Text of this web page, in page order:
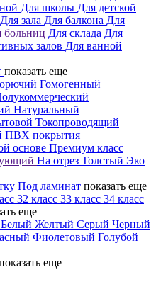
Для школы Для детской
Для зала Для балкона Для
больниц Для склада Для
залов Для ванной
показать еще
Гомогенный
Натуральный
Токопроводящий
ПВХ покрытия
основе Премиум класс
На отрез Толстый Эко
Под ламинат показать еще
32 класс 33 класс 34 класс
еще
Белый Желтый Серый Черный
Фиолетовый Голубой
еще